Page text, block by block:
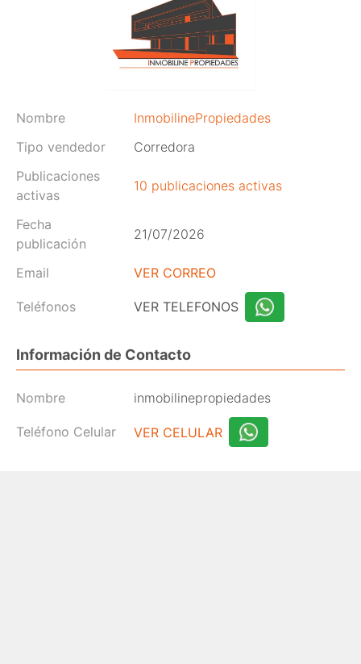
Nombre
InmobilinePropiedades
Tipo vendedor
Corredora
Publicaciones
activas
10 publicaciones activas
Fecha
publicación
21/07/2026
Email VER CORREO
Teléfonos VER TELEFONOS
Información de Contacto
Nombre inmobilinepropiedades
Teléfono Celular VER CELULAR